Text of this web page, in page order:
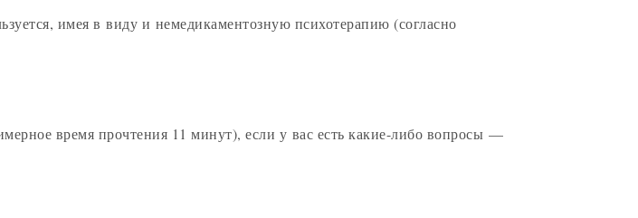
имея в виду и немедикаментозную психотерапию (согласно
время прочтения 11 минут), если у вас есть какие-либо вопросы —